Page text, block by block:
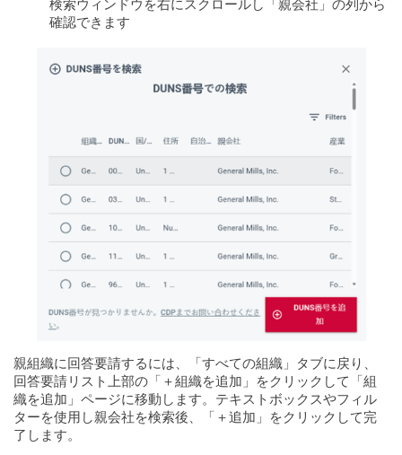
検索ウィンドウを右にスクロールし「親会社」の列から
確認できます
親組織に回答要請するには、「すべての組織」タブに戻り、
回答要請リスト上部の「＋組織を追加」をクリックして「組
織を追加」ページに移動します。テキストボックスやフィル
ターを使用し親会社を検索後、「＋追加」をクリックして完
了します。